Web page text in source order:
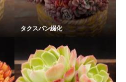
タクスパン綴化